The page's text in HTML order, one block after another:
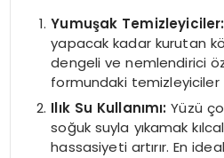
Yumuşak Temizleyiciler:
yapacak kadar kurutan
dengeli ve nemlendirici
formundaki temizleyiciler
Ilık Su Kullanımı: Yüzü
soğuk suyla yıkamak
hassasiyeti artırır. En